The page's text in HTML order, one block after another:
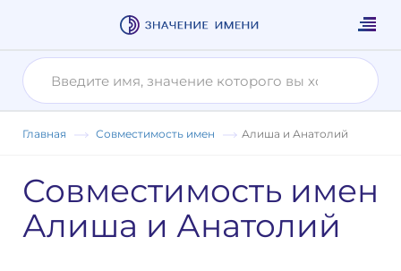
Главная Совместимость имен Алиша и Анатолий
Совместимость имен
Алиша и Анатолий